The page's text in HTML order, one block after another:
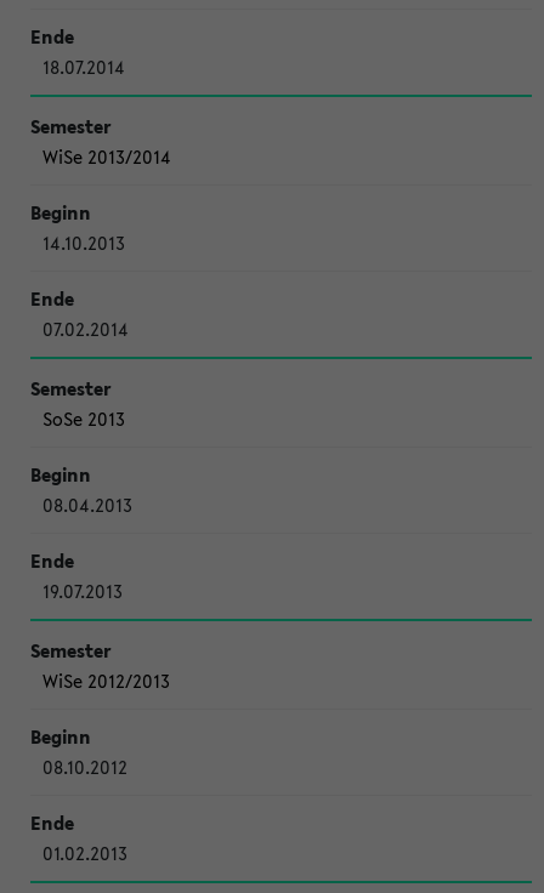
18.07.2014
WiSe 2013/2014
14.10.2013
07.02.2014
SoSe 2013
08.04.2013
19.07.2013
WiSe 2012/2013
08.10.2012
01.02.2013